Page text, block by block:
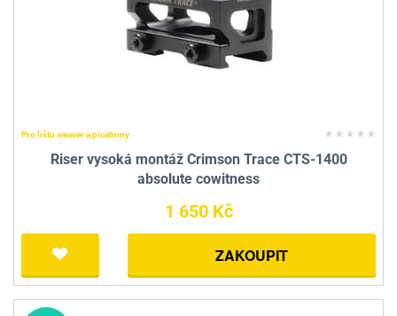
Pro lištu weaver a picatinny
Riser vysoká montáž Crimson Trace CTS-1400
absolute cowitness
1 650 Kč
ZAKOUPIT